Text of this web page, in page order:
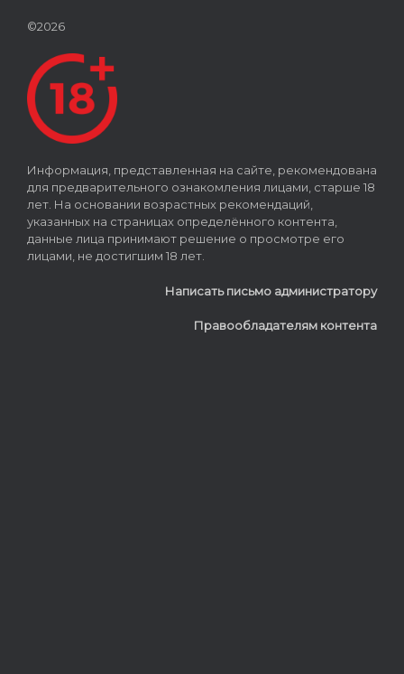
©2026
Информация, представленная на сайте, рекомендована
для предварительного ознакомления лицами, старше 18
лет. На основании возрастных рекомендаций,
указанных на страницах определённого контента,
данные лица принимают решение о просмотре его
лицами, не достигшим 18 лет.
Написать письмо администратору
Правообладателям контента